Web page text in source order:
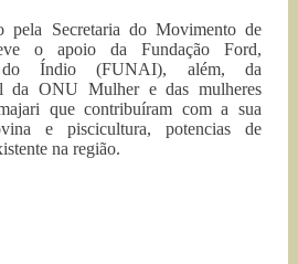
pela Secretaria do Movimento de
o apoio da Fundação Ford,
do Índio (FUNAI), além, da
da ONU Mulher e das mulheres
que contribuíram com a sua
e piscicultura, potencias de
na região.